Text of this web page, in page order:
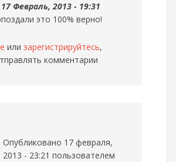
Февраль, 2013 - 19:31
это 100% верно!
или зарегистрируйтесь,
комментарии
Опубликовано 17 февраля,
2013 - 23:21 пользователем